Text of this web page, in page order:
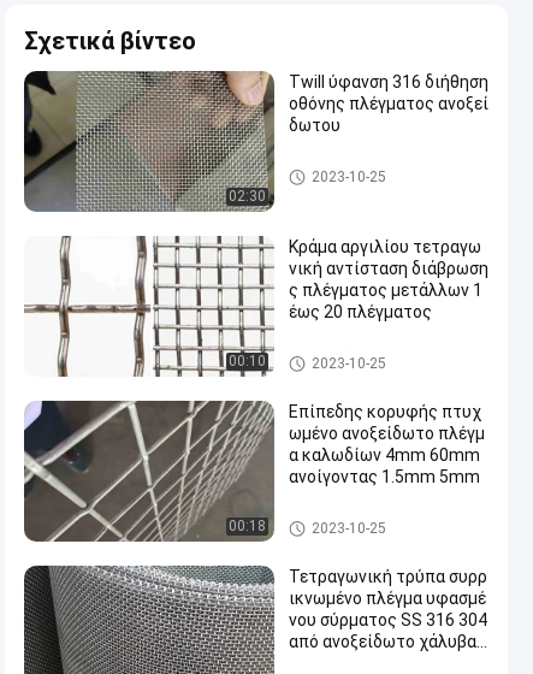
Σχετικά βίντεο
02:30
Twill ύφανση 316 διήθηση
οθόνης πλέγματος ανοξεί
δωτου
υφαμένο SS πλέγμα καλωδί
ων
2023-10-25
00:10
Κράμα αργιλίου τετραγω
νική αντίσταση διάβρωση
ς πλέγματος μετάλλων 1
έως 20 πλέγματος
Πτυχωμένο ανοξείδωτο πλέ
γμα καλωδίων
2023-10-25
00:18
Επίπεδης κορυφής πτυχ
ωμένο ανοξείδωτο πλέγμ
α καλωδίων 4mm 60mm
ανοίγοντας 1.5mm 5mm
Πτυχωμένο ανοξείδωτο πλέ
γμα καλωδίων
2023-10-25
Τετραγωνική τρύπα συρρ
ικνωμένο πλέγμα υφασμέ
νου σύρματος SS 316 304
από ανοξείδωτο χάλυβα /